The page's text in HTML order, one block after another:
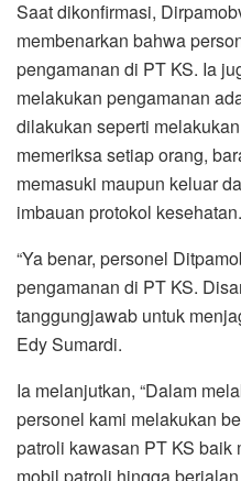
Saat dikonfirmasi,
membenarkan bahwa
pengamanan di PT KS. Ia
melakukan pengamanan
dilakukan seperti
memeriksa setiap orang,
memasuki maupun keluar
imbauan protokol kesehatan.
“Ya benar, personel
pengamanan di PT KS.
tanggungjawab untuk
Edy Sumardi.
Ia melanjutkan, “Dalam
personel kami melakukan
patroli kawasan PT KS baik
mobil patroli hingga